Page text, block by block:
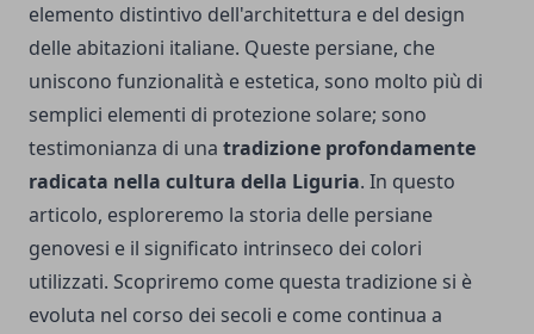
elemento distintivo dell'architettura e del design
delle abitazioni italiane. Queste persiane, che
uniscono funzionalità e estetica, sono molto più di
semplici elementi di protezione solare; sono
testimonianza di una tradizione profondamente
radicata nella cultura della Liguria. In questo
articolo, esploreremo la storia delle persiane
genovesi e il significato intrinseco dei colori
utilizzati. Scopriremo come questa tradizione si è
evoluta nel corso dei secoli e come continua a